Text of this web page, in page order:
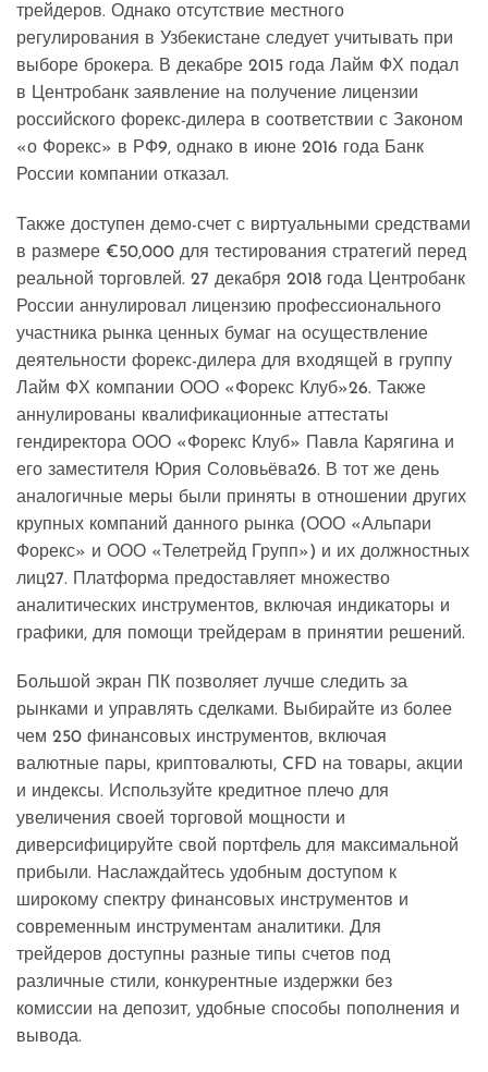
трейдеров. Однако отсутствие местного
регулирования в Узбекистане следует учитывать при
выборе брокера. В декабре 2015 года Лайм ФХ подал
в Центробанк заявление на получение лицензии
российского форекс-дилера в соответствии с Законом
«о Форекс» в РФ9, однако в июне 2016 года Банк
России компании отказал.
Также доступен демо-счет с виртуальными средствами
в размере €50,000 для тестирования стратегий перед
реальной торговлей. 27 декабря 2018 года Центробанк
России аннулировал лицензию профессионального
участника рынка ценных бумаг на осуществление
деятельности форекс-дилера для входящей в группу
Лайм ФХ компании ООО «Форекс Клуб»26. Также
аннулированы квалификационные аттестаты
гендиректора ООО «Форекс Клуб» Павла Карягина и
его заместителя Юрия Соловьёва26. В тот же день
аналогичные меры были приняты в отношении других
крупных компаний данного рынка (ООО «Альпари
Форекс» и ООО «Телетрейд Групп») и их должностных
лиц27. Платформа предоставляет множество
аналитических инструментов, включая индикаторы и
графики, для помощи трейдерам в принятии решений.
Большой экран ПК позволяет лучше следить за
рынками и управлять сделками. Выбирайте из более
чем 250 финансовых инструментов, включая
валютные пары, криптовалюты, CFD на товары, акции
и индексы. Используйте кредитное плечо для
увеличения своей торговой мощности и
диверсифицируйте свой портфель для максимальной
прибыли. Наслаждайтесь удобным доступом к
широкому спектру финансовых инструментов и
современным инструментам аналитики. Для
трейдеров доступны разные типы счетов под
различные стили, конкурентные издержки без
комиссии на депозит, удобные способы пополнения и
вывода.